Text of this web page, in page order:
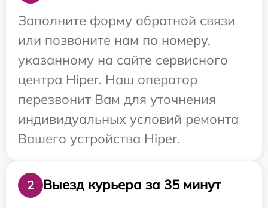
Заполните форму обратной связи
или позвоните нам по номеру,
указанному на сайте сервисного
центра Hiper. Наш оператор
перезвонит Вам для уточнения
индивидуальных условий ремонта
Вашего устройства Hiper.
2
Выезд курьера за 35 минут